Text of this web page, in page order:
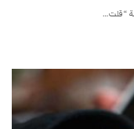
“قلت…